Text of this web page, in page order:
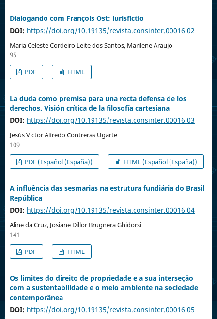
Dialogando com François Ost: iurisfictio
DOI: https://doi.org/10.19135/revista.consinter.00016.02
Maria Celeste Cordeiro Leite dos Santos, Marilene Araujo
95
PDF
HTML
La duda como premisa para una recta defensa de los
derechos. Visión crítica de la filosofía cartesiana
DOI: https://doi.org/10.19135/revista.consinter.00016.03
Jesús Víctor Alfredo Contreras Ugarte
109
PDF (Español (España))
HTML (Español (España))
A influência das sesmarias na estrutura fundiária do Brasil
República
DOI: https://doi.org/10.19135/revista.consinter.00016.04
Aline da Cruz, Josiane Dillor Brugnera Ghidorsi
141
PDF
HTML
Os limites do direito de propriedade e a sua interseção
com a sustentabilidade e o meio ambiente na sociedade
contemporânea
DOI: https://doi.org/10.19135/revista.consinter.00016.05